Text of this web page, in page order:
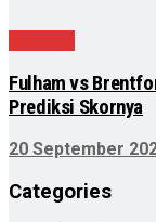
Fulham vs
Prediksi Skornya
20 September
Categories